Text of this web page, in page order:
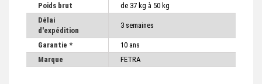
Poids brut
de 37 kg à 50 kg
Délai
d'expédition
3 semaines
Garantie *
10 ans
Marque
FETRA